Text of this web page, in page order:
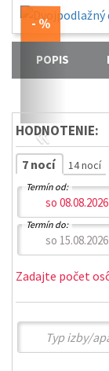
«
POPIS
HODNOTENIE:
7 nocí 14 nocí
Termín od:
Termín do:
Zadajte počet